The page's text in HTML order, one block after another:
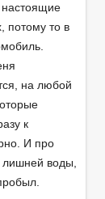
настоящие
потому то в
на любой
к
И про
воды,